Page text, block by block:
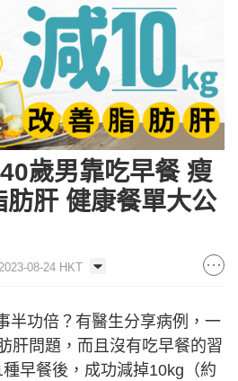
歲男靠吃早餐 瘦
肝 健康餐單大公
08-24 HKT
半功倍？有醫生分享病例，一
肝問題，而且沒有吃早餐的習
早餐後，成功減掉10kg（約